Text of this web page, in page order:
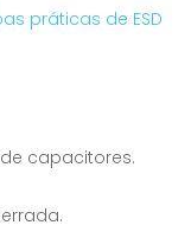
práticas de ESD
capacitores.